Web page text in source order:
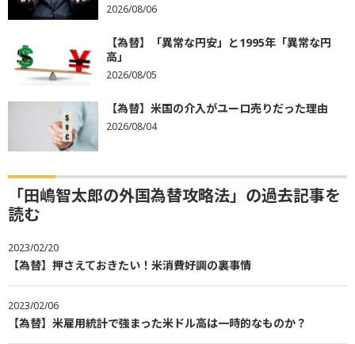
2026/08/06
【為替】「異常な円安」と1995年「異常な円
高」
2026/08/05
【為替】米国の介入がユーロ売りだった理由
2026/08/04
「田嶋智太郎の外国為替攻略法」の過去記事を
読む
2023/02/20
【為替】押さえておきたい！米消費好調の裏事情
2023/02/06
【為替】米雇用統計で強まった米ドル高は一時的なものか？